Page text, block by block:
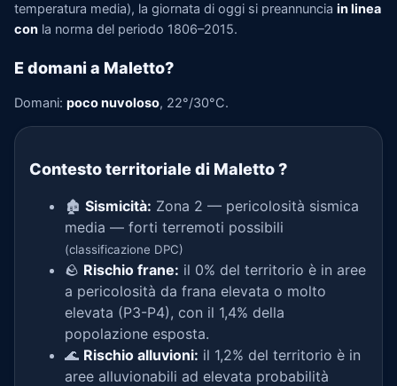
temperatura media), la giornata di oggi si preannuncia in linea
con la norma del periodo 1806–2015.
E domani a Maletto?
Domani: poco nuvoloso, 22°/30°C.
Contesto territoriale di Maletto?
🏚️ Sismicità: Zona 2 — pericolosità sismica
media — forti terremoti possibili
(classificazione DPC)
🪨 Rischio frane: il 0% del territorio è in aree
a pericolosità da frana elevata o molto
elevata (P3-P4), con il 1,4% della
popolazione esposta.
🌊 Rischio alluvioni: il 1,2% del territorio è in
aree alluvionabili ad elevata probabilità